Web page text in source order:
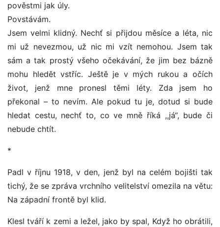
pověstmi jak úly.
Povstávám.
Jsem velmi klidný. Nechť si přijdou měsíce a léta, nic
mi už nevezmou, už nic mi vzít nemohou. Jsem tak
sám a tak prostý všeho očekávání, že jim bez bázně
mohu hledět vstříc. Ještě je v mých rukou a očích
život, jenž mne pronesl těmi léty. Zda jsem ho
překonal – to nevím. Ale pokud tu je, dotud si bude
hledat cestu, nechť to, co ve mně říká ,,já“, bude či
nebude chtít.
*
Padl v říjnu 1918, v den, jenž byl na celém bojišti tak
tichý, že se zpráva vrchního velitelství omezila na větu:
Na západní frontě byl klid.
Klesl tváří k zemi a ležel, jako by spal, Když ho obrátili,